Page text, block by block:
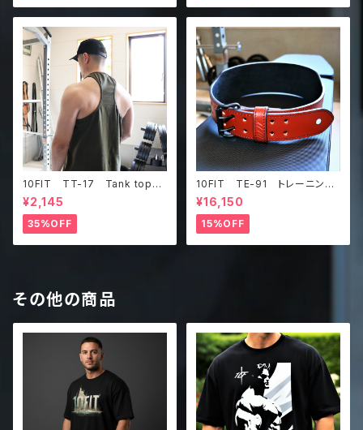
10FIT TT-17 Tank top
タンクトップ ジムウェア トレ
ーニング 筋トレ カーキ
¥2,145
35%OFF
10FIT TE-91 トレーニング
ベルト リフティングベルト パ
ワーベルト レザー ブラウ
ン lifting belt power belt
¥16,150
15%OFF
その他の商品